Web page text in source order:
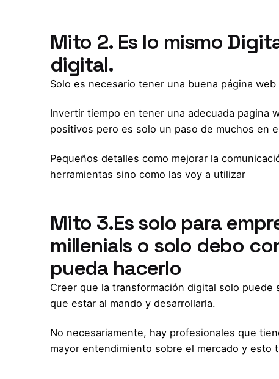
Mito 2. Es lo mismo
digital.
Solo es necesario tener una buena página
Invertir tiempo en tener una adecuada pagina
positivos pero es solo un paso de muchos en
Pequeños detalles como mejorar la
herramientas sino como las voy a utilizar
Mito 3.Es solo para
millenials o solo debo
pueda hacerlo
Creer que la transformación digital solo
que estar al mando y desarrollarla.
No necesariamente, hay profesionales que
mayor entendimiento sobre el mercado y esto